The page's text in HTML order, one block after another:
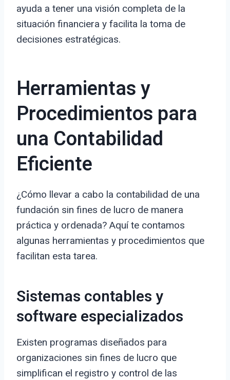
ayuda a tener una visión completa de la
situación financiera y facilita la toma de
decisiones estratégicas.
Herramientas y
Procedimientos para
una Contabilidad
Eficiente
¿Cómo llevar a cabo la contabilidad de una
fundación sin fines de lucro de manera
práctica y ordenada? Aquí te contamos
algunas herramientas y procedimientos que
facilitan esta tarea.
Sistemas contables y
software especializados
Existen programas diseñados para
organizaciones sin fines de lucro que
simplifican el registro y control de las